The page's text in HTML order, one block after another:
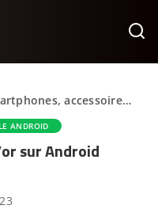
accessoires et applications
ANDROID
sur Android